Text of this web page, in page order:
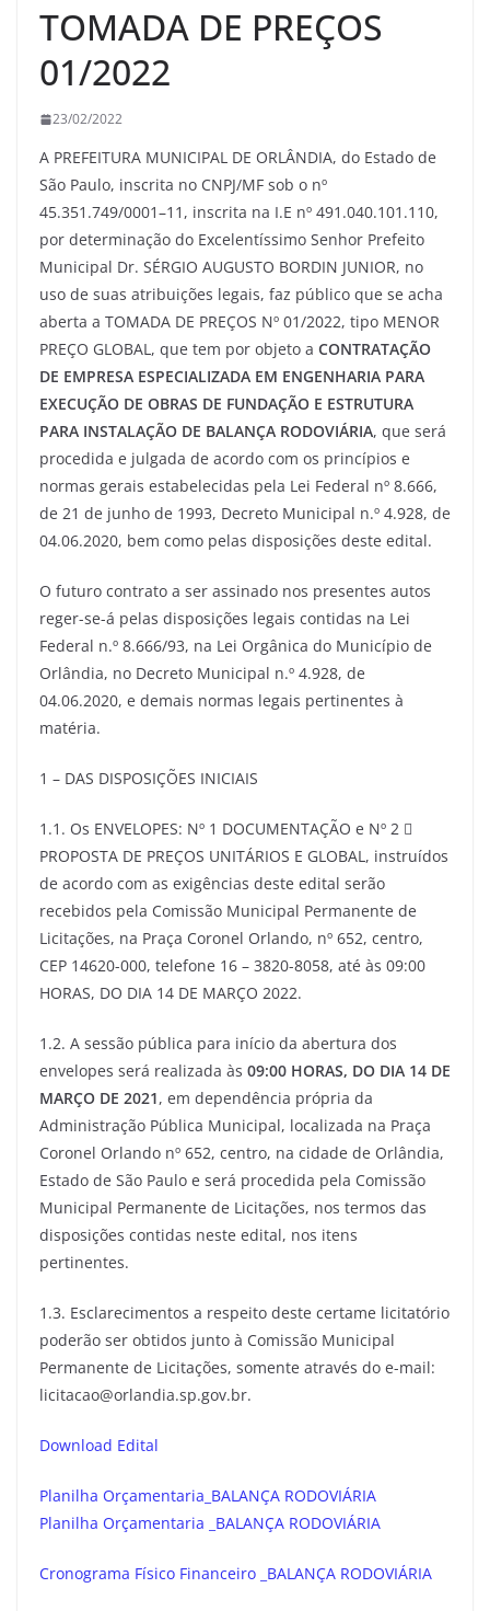
TOMADA DE PREÇOS
01/2022
23/02/2022
A PREFEITURA MUNICIPAL DE ORLÂNDIA, do Estado de
São Paulo, inscrita no CNPJ/MF sob o nº
45.351.749/0001–11, inscrita na I.E nº 491.040.101.110,
por determinação do Excelentíssimo Senhor Prefeito
Municipal Dr. SÉRGIO AUGUSTO BORDIN JUNIOR, no
uso de suas atribuições legais, faz público que se acha
aberta a TOMADA DE PREÇOS Nº 01/2022, tipo MENOR
PREÇO GLOBAL, que tem por objeto a CONTRATAÇÃO
DE EMPRESA ESPECIALIZADA EM ENGENHARIA PARA
EXECUÇÃO DE OBRAS DE FUNDAÇÃO E ESTRUTURA
PARA INSTALAÇÃO DE BALANÇA RODOVIÁRIA, que será
procedida e julgada de acordo com os princípios e
normas gerais estabelecidas pela Lei Federal nº 8.666,
de 21 de junho de 1993, Decreto Municipal n.º 4.928, de
04.06.2020, bem como pelas disposições deste edital.
O futuro contrato a ser assinado nos presentes autos
reger-se-á pelas disposições legais contidas na Lei
Federal n.º 8.666/93, na Lei Orgânica do Município de
Orlândia, no Decreto Municipal n.º 4.928, de
04.06.2020, e demais normas legais pertinentes à
matéria.
1 – DAS DISPOSIÇÕES INICIAIS
1.1. Os ENVELOPES: Nº 1 DOCUMENTAÇÃO e Nº 2 
PROPOSTA DE PREÇOS UNITÁRIOS E GLOBAL, instruídos
de acordo com as exigências deste edital serão
recebidos pela Comissão Municipal Permanente de
Licitações, na Praça Coronel Orlando, nº 652, centro,
CEP 14620-000, telefone 16 – 3820-8058, até às 09:00
HORAS, DO DIA 14 DE MARÇO 2022.
1.2. A sessão pública para início da abertura dos
envelopes será realizada às 09:00 HORAS, DO DIA 14 DE
MARÇO DE 2021, em dependência própria da
Administração Pública Municipal, localizada na Praça
Coronel Orlando nº 652, centro, na cidade de Orlândia,
Estado de São Paulo e será procedida pela Comissão
Municipal Permanente de Licitações, nos termos das
disposições contidas neste edital, nos itens
pertinentes.
1.3. Esclarecimentos a respeito deste certame licitatório
poderão ser obtidos junto à Comissão Municipal
Permanente de Licitações, somente através do e-mail:
licitacao@orlandia.sp.gov.br.
Download Edital
Planilha Orçamentaria_BALANÇA RODOVIÁRIA
Planilha Orçamentaria _BALANÇA RODOVIÁRIA
Cronograma Físico Financeiro _BALANÇA RODOVIÁRIA